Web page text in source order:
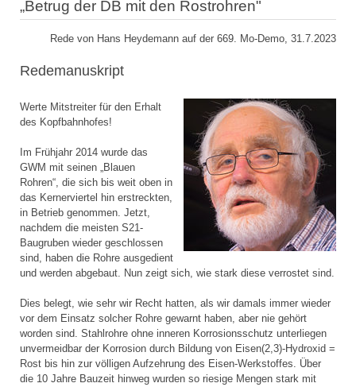
„Betrug der DB mit den Rostrohren"
Rede von Hans Heydemann auf der 669. Mo-Demo, 31.7.2023
Redemanuskript
Werte Mitstreiter für den Erhalt
des Kopfbahnhofes!
Im Frühjahr 2014 wurde das
GWM mit seinen „Blauen
Rohren“, die sich bis weit oben in
das Kernerviertel hin erstreckten,
in Betrieb genommen. Jetzt,
nachdem die meisten S21-
Baugruben wieder geschlossen
sind, haben die Rohre ausgedient
und werden abgebaut. Nun zeigt sich, wie stark diese verrostet sind.
Dies belegt, wie sehr wir Recht hatten, als wir damals immer wieder
vor dem Einsatz solcher Rohre gewarnt haben, aber nie gehört
worden sind. Stahlrohre ohne inneren Korrosionsschutz unterliegen
unvermeidbar der Korrosion durch Bildung von Eisen(2,3)-Hydroxid =
Rost bis hin zur völligen Aufzehrung des Eisen-Werkstoffes. Über
die 10 Jahre Bauzeit hinweg wurden so riesige Mengen stark mit